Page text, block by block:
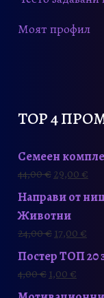
Моят профил
TOP 4
Семеен
44,00€O
g
i
n
a
29,00 €
а
Направи от
Животни
24,00€ O
i
g
17,00 €
Постер ТОП 20
4,00€ 1,00 €